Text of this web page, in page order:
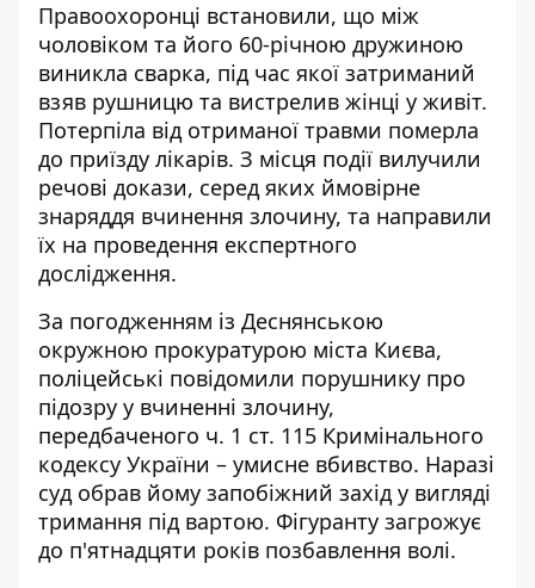
Правоохоронці встановили, що між
чоловіком та його 60-річною дружиною
виникла сварка, під час якої затриманий
взяв рушницю та вистрелив жінці у живіт.
Потерпіла від отриманої травми померла
до приїзду лікарів. З місця події вилучили
речові докази, серед яких ймовірне
знаряддя вчинення злочину, та направили
їх на проведення експертного
дослідження.
За погодженням із Деснянською
окружною прокуратурою міста Києва,
поліцейські повідомили порушнику про
підозру у вчиненні злочину,
передбаченого ч. 1 ст. 115 Кримінального
кодексу України – умисне вбивство. Наразі
суд обрав йому запобіжний захід у вигляді
тримання під вартою. Фігуранту загрожує
до п'ятнадцяти років позбавлення волі.